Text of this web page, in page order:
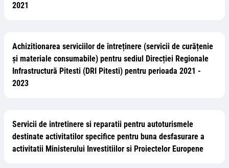
2021
Achizitionarea serviciilor de întreținere (servicii de curățenie
și materiale consumabile) pentru sediul Direcției Regionale
Infrastructură Pitesti (DRI Pitesti) pentru perioada 2021 -
2023
Servicii de intretinere si reparatii pentru autoturismele
destinate activitatilor specifice pentru buna desfasurare a
activitatii Ministerului Investitiilor si Proiectelor Europene